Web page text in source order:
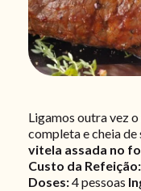
Ligamos outra vez
completa e cheia
vitela assada no
Custo da Refeição:
Doses:4 pessoas